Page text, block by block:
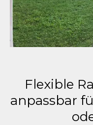
Flexible
anpassbar